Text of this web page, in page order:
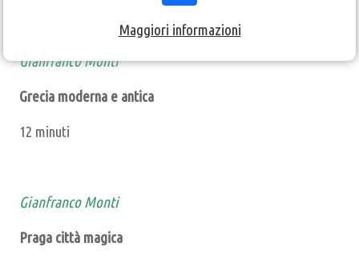
Maggiori informazioni
Gianfranco Monti
Grecia moderna e antica
12 minuti
Gianfranco Monti
Praga città magica